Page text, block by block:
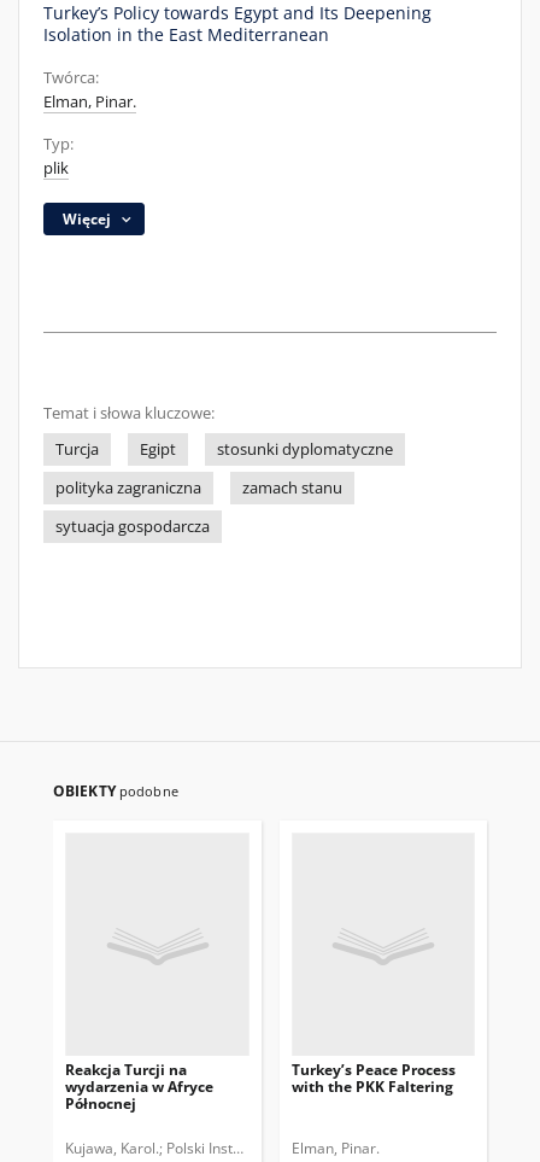
Turkey’s Policy towards Egypt and Its Deepening
Isolation in the East Mediterranean
Twórca:
Elman, Pinar.
Typ:
plik
Więcej
Temat i słowa kluczowe:
Turcja
Egipt
stosunki dyplomatyczne
polityka zagraniczna
zamach stanu
sytuacja gospodarcza
OBIEKTY podobne
Reakcja Turcji na
wydarzenia w Afryce
Północnej
Kujawa, Karol. Polski Instytut Spraw Międzynarodowych.
Turkey’s Peace Process
with the PKK Faltering
Elman, Pinar.